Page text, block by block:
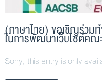
(ภาษาไทย) ขอเชิญร่วม
ในการพัฒนาเว็บไซต์คณ
Sorry, this entry is only